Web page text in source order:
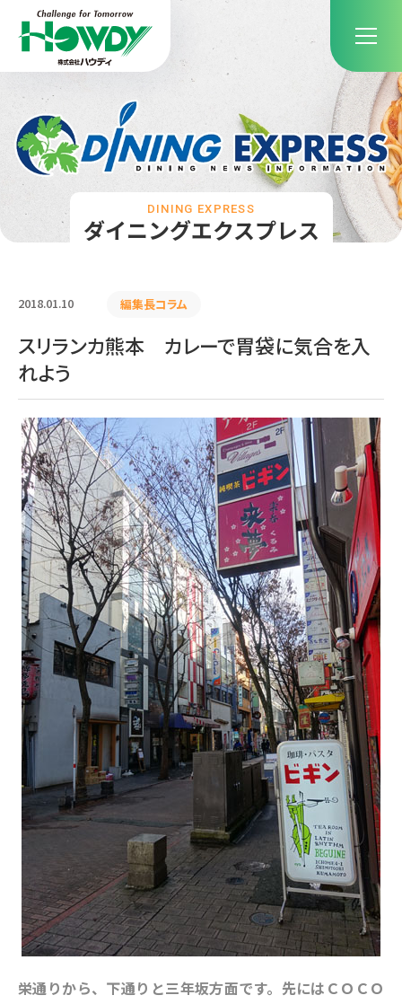
ダイニングエクスプレス
DINING EXPRESS
2018.01.10 編集長コラム
スリランカ熊本 カレーで胃袋に気合を入
れよう
栄通りから、下通りと三年坂方面です。先にはＣＯＣＯ